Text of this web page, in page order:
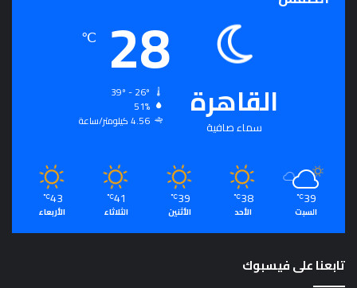
القاهرة
سماء صافية
28
℃
51%
4.56 كيلومتر/ساعة
39
℃
السبت
38
℃
الأحد
39
℃
الأثنين
41
℃
الثلاثاء
43
℃
الأربعاء
تابعنا على فيسبوك